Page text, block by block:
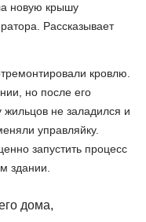
новую крышу
Рассказывает
кровлю.
но после его
не заладился и
управляйку.
запустить процесс
здании.
дома,